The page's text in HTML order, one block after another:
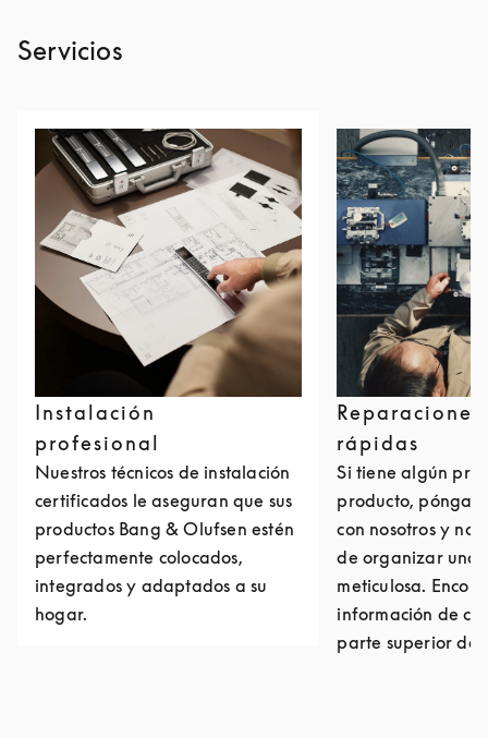
Servicios
Instalación
profesional
Nuestros técnicos de instalación
certificados le aseguran que sus
productos Bang & Olufsen estén
perfectamente colocados,
integrados y adaptados a su
hogar.
Reparaciones
rápidas
Si tiene algún
producto,
con nosotros y
de organizar una
meticulosa.
información de
parte superior de